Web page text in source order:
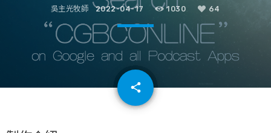
吳主光牧師 2022-04-17 1030 64
share
email